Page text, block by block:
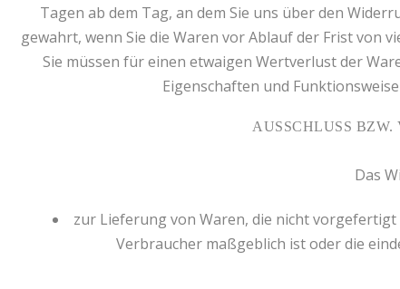
Tagen ab dem Tag, an dem Sie uns über den
gewahrt, wenn Sie die Waren vor Ablauf der Frist von
Sie müssen für einen etwaigen Wertverlust der
Eigenschaften und
AUSSCHLUSS BZW.
Das
zur Lieferung von Waren, die nicht
Verbraucher maßgeblich ist oder die